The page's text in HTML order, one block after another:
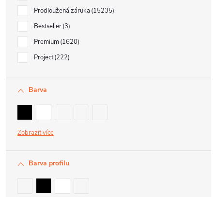
Prodloužená záruka 15235
Bestseller 3
Premium 1620
Project 222
Barva
Zobrazit
Barva profilu